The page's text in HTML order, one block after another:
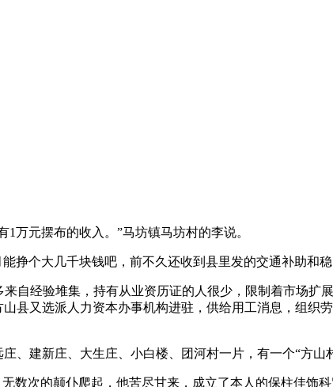
元摆布的收入。”马坊镇马坊村的李说。
个大几千块钱吧，前不久还收到县里发的交通补助和稳
经验堆集，持有从业资历证的人很少，限制着市场扩
县又选派人力资本办事机构进驻，供给用工消息，组织
建新庄、大生庄、小白楼、团河村一片，有一个“方山村
次的颠仆爬起，他苦尽甘来，成立了本人的保柱佳饰